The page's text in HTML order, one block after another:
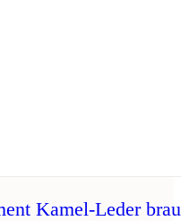
Kamel-Leder